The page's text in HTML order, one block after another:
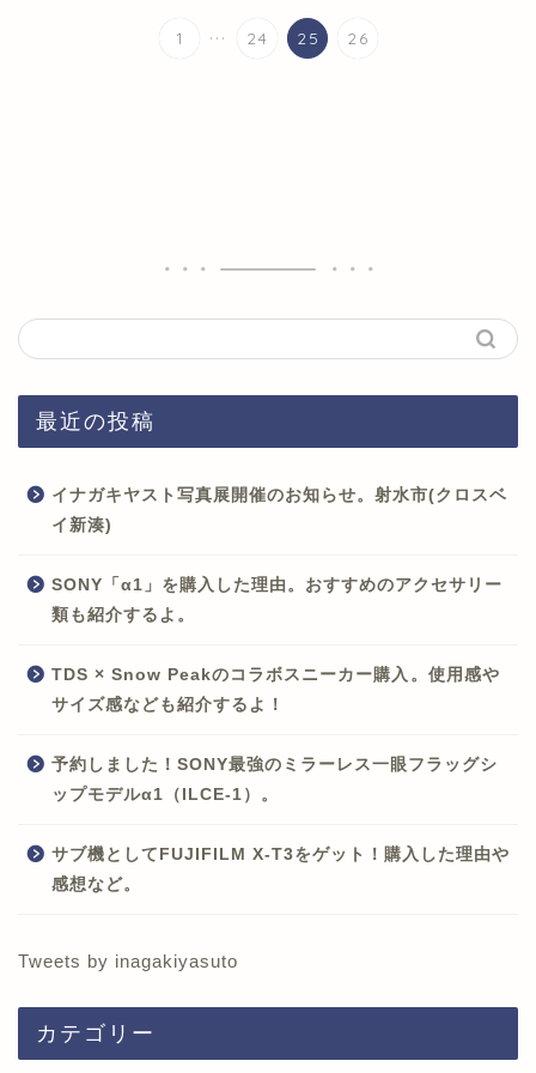
1 ... 24 25 26
最近の投稿
イナガキヤスト写真展開催のお知らせ。射水市(クロスベ
イ新湊)
SONY「α1」を購入した理由。おすすめのアクセサリー
類も紹介するよ。
TDS × Snow Peakのコラボスニーカー購入。使用感や
サイズ感なども紹介するよ！
予約しました！SONY最強のミラーレス一眼フラッグシ
ップモデルα1（ILCE-1）。
サブ機としてFUJIFILM X-T3をゲット！購入した理由や
感想など。
Tweets by inagakiyasuto
カテゴリー